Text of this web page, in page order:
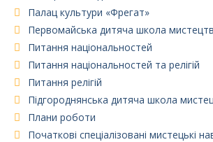
Палац культури «Фрегат»
Первомайська дитяча школа мистецтв
Питання національностей
Питання національностей та релігій
Питання релігій
Підгороднянська дитяча школа
Плани роботи
Початкові спеціалізовані мистецькі